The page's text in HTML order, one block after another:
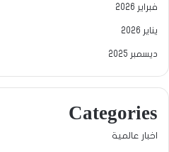
فبراير 2026
يناير 2026
ديسمبر 2025
Categories
اخبار عالمية